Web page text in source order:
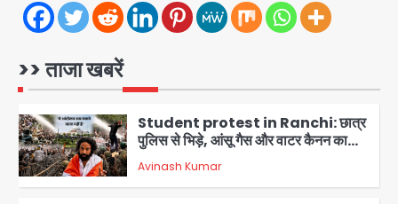
>> ताजा खबरें
2 Avinash Kumar
3
JP Greens Cosmos Society:
सुविधाओं के लिए संघर्ष कर रहे निवासी, गिरता
प्लास्टर और कमजोर सुरक्षा बनी बड़ी चुनौती